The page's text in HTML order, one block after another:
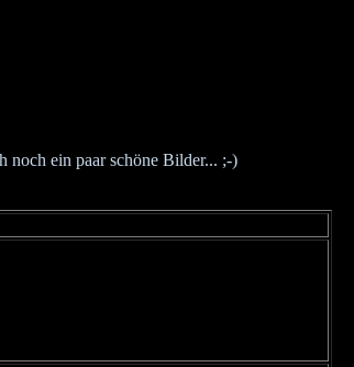
noch ein paar schöne Bilder... ;-)